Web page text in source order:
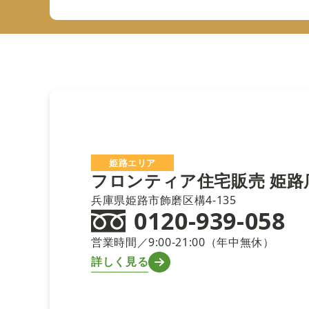
姫路エリア
フロンティア住宅販売姫路
兵庫県姫路市飾磨区構4-135
0120-939-058
営業時間／9:00-21:00（年中無休）
詳しく見る